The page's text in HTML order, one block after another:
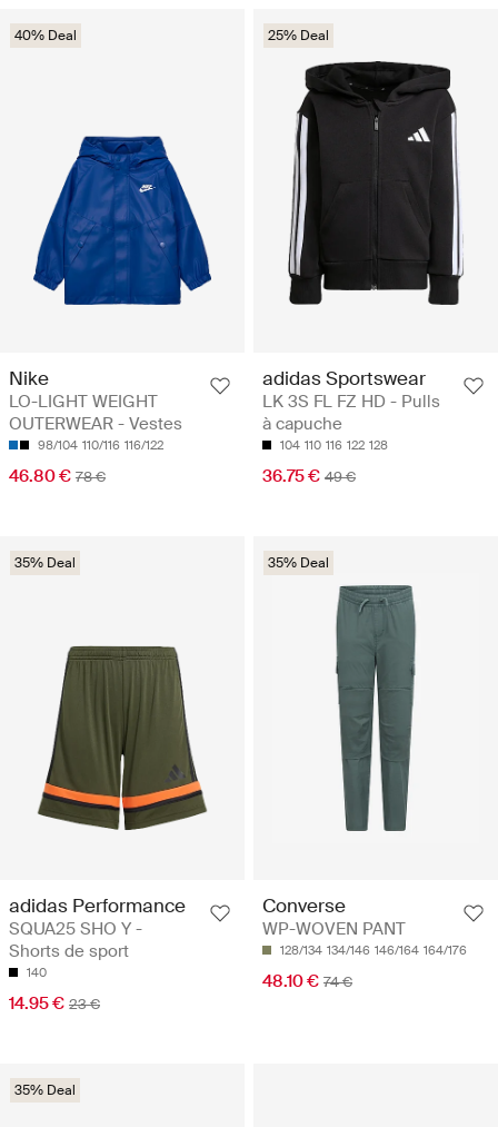
40% Deal
Nike
LO-LIGHT WEIGHT
OUTERWEAR - Vestes
98/104 110/116 116/122
46.80 € 78 €
25% Deal
adidas Sportswear
LK 3S FL FZ HD - Pulls
à capuche
104 110 116 122 128
36.75 € 49 €
35% Deal
adidas Performance
SQUA25 SHO Y -
Shorts de sport
140
14.95 € 23 €
35% Deal
Converse
WP-WOVEN PANT
128/134 134/146 146/164 164/176
48.10 € 74 €
35% Deal